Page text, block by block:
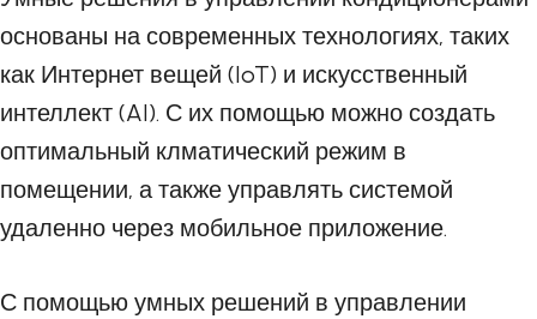
основаны на современных технологиях, таких
как Интернет вещей (IoT) и искусственный
интеллект (AI). С их помощью можно создать
оптимальный клматический режим в
помещении, а также управлять системой
удаленно через мобильное приложение.
С помощью умных решений в управлении